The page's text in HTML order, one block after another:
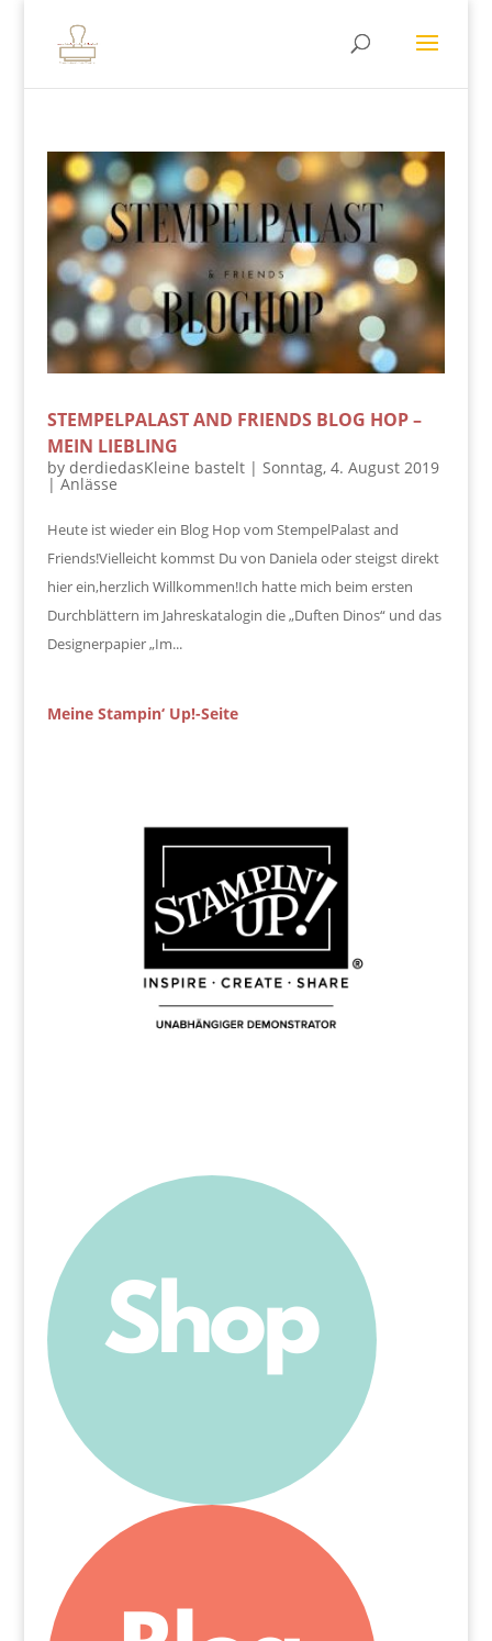
STEMPELPALAST AND FRIENDS BLOG HOP –
MEIN LIEBLING
by derdiedasKleine bastelt| Sonntag, 4. August 2019
|Anlässe
Heute ist wieder ein Blog Hop vom StempelPalast and
Friends!Vielleicht kommst Du von Daniela oder steigst direkt
hier ein,herzlich Willkommen!Ich hatte mich beim ersten
Durchblättern im Jahreskatalogin die „Duften Dinos“ und das
Designerpapier „Im...
Meine Stampin‘ Up!-Seite